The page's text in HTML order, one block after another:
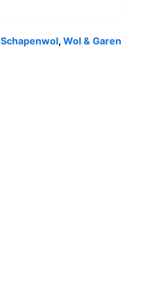
Schapenwol, Wol & Garen